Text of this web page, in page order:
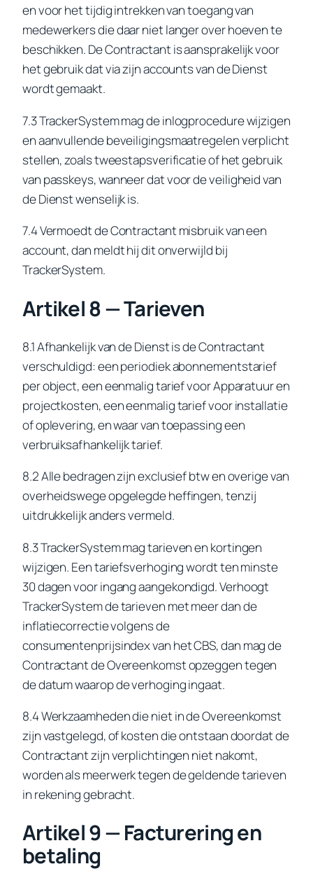
en voor het tijdig intrekken van toegang van
medewerkers die daar niet langer over hoeven te
beschikken. De Contractant is aansprakelijk voor
het gebruik dat via zijn accounts van de Dienst
wordt gemaakt.
7.3 TrackerSystem mag de inlogprocedure wijzigen
en aanvullende beveiligingsmaatregelen verplicht
stellen, zoals tweestapsverificatie of het gebruik
van passkeys, wanneer dat voor de veiligheid van
de Dienst wenselijk is.
7.4 Vermoedt de Contractant misbruik van een
account, dan meldt hij dit onverwijld bij
TrackerSystem.
Artikel 8 — Tarieven
8.1 Afhankelijk van de Dienst is de Contractant
verschuldigd: een periodiek abonnementstarief
per object, een eenmalig tarief voor Apparatuur en
projectkosten, een eenmalig tarief voor installatie
of oplevering, en waar van toepassing een
verbruiksafhankelijk tarief.
8.2 Alle bedragen zijn exclusief btw en overige van
overheidswege opgelegde heffingen, tenzij
uitdrukkelijk anders vermeld.
8.3 TrackerSystem mag tarieven en kortingen
wijzigen. Een tariefsverhoging wordt ten minste
30 dagen voor ingang aangekondigd. Verhoogt
TrackerSystem de tarieven met meer dan de
inflatiecorrectie volgens de
consumentenprijsindex van het CBS, dan mag de
Contractant de Overeenkomst opzeggen tegen
de datum waarop de verhoging ingaat.
8.4 Werkzaamheden die niet in de Overeenkomst
zijn vastgelegd, of kosten die ontstaan doordat de
Contractant zijn verplichtingen niet nakomt,
worden als meerwerk tegen de geldende tarieven
in rekening gebracht.
Artikel 9 — Facturering en
betaling